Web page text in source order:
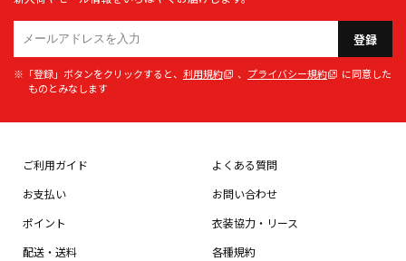
登録
※「登録」ボタンをクリックすると、 利用規約 、 プライバシー規約
に同意した
ものとみなします
ご利用ガイド
お支払い
ポイント
配送・送料
よくある質問
お問い合わせ
衣装協力・リース
各種規約